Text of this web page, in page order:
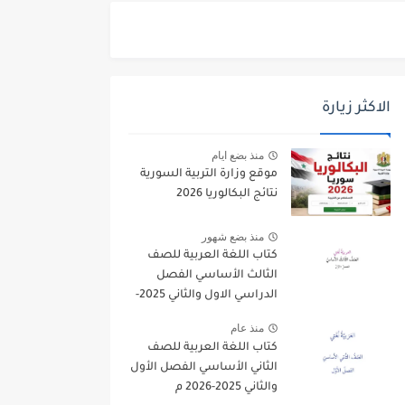
الاكثر زيارة
منذ بضع ايام
موقع وزارة التربية السورية
نتائج البكالوريا 2026
منذ بضع شهور
كتاب اللغة العربية للصف
الثالث الأساسي الفصل
الدراسي الاول والثاني 2025-
منذ عام
كتاب اللغة العربية للصف
الثاني الأساسي الفصل الأول
والثاني 2025-2026 م